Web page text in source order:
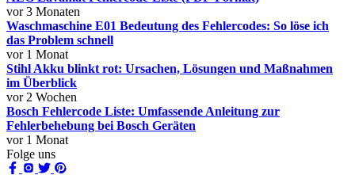
vor 3 Monaten
Waschmaschine E01 Bedeutung des Fehlercodes: So löse ich
das Problem schnell
vor 1 Monat
Stihl Akku blinkt rot: Ursachen, Lösungen und Maßnahmen
im Überblick
vor 2 Wochen
Bosch Fehlercode Liste: Umfassende Anleitung zur
Fehlerbehebung bei Bosch Geräten
vor 1 Monat
Folge uns